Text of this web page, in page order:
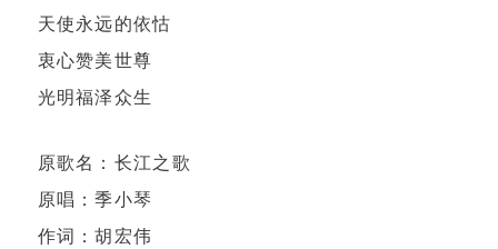
天使永远的依怙
衷心赞美世尊
光明福泽众生
原歌名：长江之歌
原唱：季小琴
作词：胡宏伟